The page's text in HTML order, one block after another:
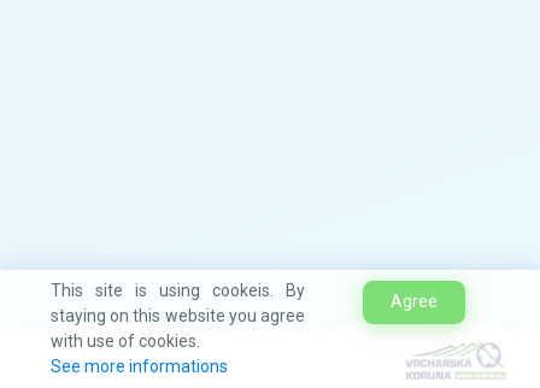
This site is using cookeis. By
staying on this website you agree
with use of cookies.
See more informations
Agree